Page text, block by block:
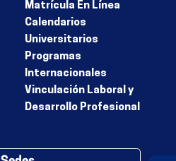
Matrícula En Línea
Calendarios
Universitarios
Programas
Internacionales
Vinculación Laboral y
Desarrollo Profesional